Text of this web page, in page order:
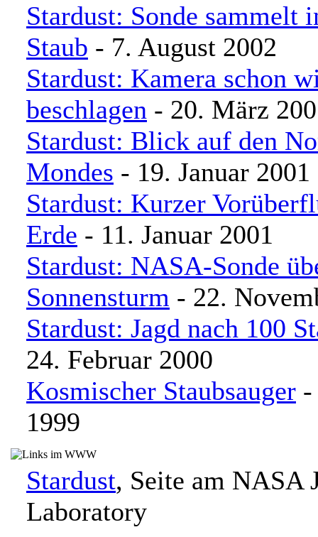
Stardust: Sonde sammelt
Staub - 7. August 2002
Stardust: Kamera schon
beschlagen - 20. März
Stardust: Blick auf den
Mondes - 19. Januar 2001
Stardust: Kurzer
Erde - 11. Januar 2001
Stardust: NASA-Sonde
Sonnensturm - 22.
Stardust: Jagd nach 100
24. Februar 2000
Kosmischer Staubsauger -
1999
Stardust, Seite am NASA
Laboratory